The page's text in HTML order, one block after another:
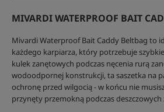
MIVARDI WATERPROOF BAIT
Mivardi Waterproof Bait Caddy Beltbag to
każdego karpiarza, który potrzebuje
kulek zanętowych podczas nęcenia rurą
wodoodpornej konstrukcji, ta saszetka na
ochronę przed wilgocią - w końcu nie
przynęty przemokną podczas deszczowych